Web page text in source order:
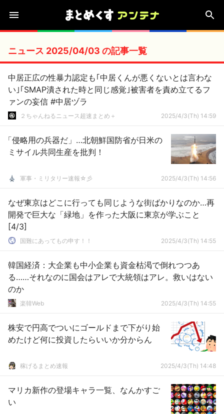
ニュース 2025/04/03 の記事一覧
中居正広の性暴力認定も｢中居くんが悪くないとは言わな
い｣｢SMAP潰された時と同じ感覚｣被害者を責め立てるフ
ァンの妄信 #中居ヅラ
２ちゃんねるニュース超速まとめ＋ 2025/4/3(Th) 14:59
「侵略用の兵器だ」…北朝鮮国防省が日米の
ミサイル共同生産を批判！
軍事・ミリタリー速報☆彡 2025/4/3(Th) 14:56
なぜ東京はどこに行っても同じような街ばかりなのか…再
開発で巨大な「緑地」を作った大阪に東京が学ぶこと
[4/3]
国難にあってもの申す！！ 2025/4/3(Th) 14:55
韓国経済：大企業も中小企業も資金枯渇で倒れつつあ
る……それなのに国会はアレで大統領はアレ。救いはない
のか
楽韓Web 2025/4/3(Th) 14:55
株安で円高でついにゴールドまで下がり始
めたけど何に投資したらいいか分からん
稼げるまとめ速報 2025/4/3(Th) 14:48
マリカ新作の登場キャラ一覧、なんかすご
い